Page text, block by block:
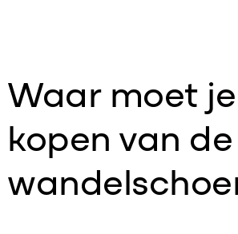
Waar moet
kopen van